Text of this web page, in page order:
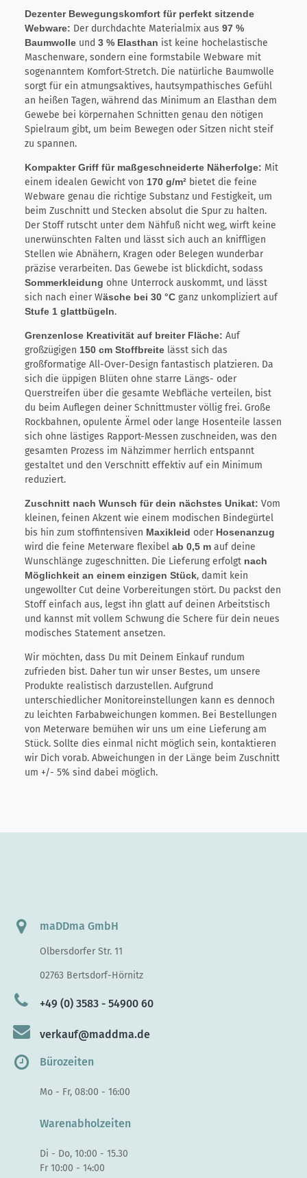
Dezenter Bewegungskomfort für perfekt sitzende
Webware: Der durchdachte Materialmix aus 97 %
Baumwolle und 3 % Elasthan ist keine hochelastische
Maschenware, sondern eine formstabile Webware mit
sogenanntem Komfort-Stretch. Die natürliche Baumwolle
sorgt für ein atmungsaktives, hautsympathisches Gefühl
an heißen Tagen, während das Minimum an Elasthan dem
Gewebe bei körpernahen Schnitten genau den nötigen
Spielraum gibt, um beim Bewegen oder Sitzen nicht steif
zu spannen.
Kompakter Griff für maßgeschneiderte Näherfolge: Mit
einem idealen Gewicht von 170 g/m² bietet die feine
Webware genau die richtige Substanz und Festigkeit, um
beim Zuschnitt und Stecken absolut die Spur zu halten.
Der Stoff rutscht unter dem Nähfuß nicht weg, wirft keine
unerwünschten Falten und lässt sich auch an kniffligen
Stellen wie Abnähern, Kragen oder Belegen wunderbar
präzise verarbeiten. Das Gewebe ist blickdicht, sodass
Sommerkleidung ohne Unterrock auskommt, und lässt
sich nach einer Wäsche bei 30 °C ganz unkompliziert auf
Stufe 1 glattbügeln.
Grenzenlose Kreativität auf breiter Fläche: Auf
großzügigen 150 cm Stoffbreite lässt sich das
großformatige All-Over-Design fantastisch platzieren. Da
sich die üppigen Blüten ohne starre Längs- oder
Querstreifen über die gesamte Webfläche verteilen, bist
du beim Auflegen deiner Schnittmuster völlig frei. Große
Rockbahnen, opulente Ärmel oder lange Hosenteile lassen
sich ohne lästiges Rapport-Messen zuschneiden, was den
gesamten Prozess im Nähzimmer herrlich entspannt
gestaltet und den Verschnitt effektiv auf ein Minimum
reduziert.
Zuschnitt nach Wunsch für dein nächstes Unikat: Vom
kleinen, feinen Akzent wie einem modischen Bindegürtel
bis hin zum stoffintensiven Maxikleid oder Hosenanzug
wird die feine Meterware flexibel ab 0,5 m auf deine
Wunschlänge zugeschnitten. Die Lieferung erfolgt nach
Möglichkeit an einem einzigen Stück, damit kein
ungewollter Cut deine Vorbereitungen stört. Du packst den
Stoff einfach aus, legst ihn glatt auf deinen Arbeitstisch
und kannst mit vollem Schwung die Schere für dein neues
modisches Statement ansetzen.
Wir möchten, dass Du mit Deinem Einkauf rundum
zufrieden bist. Daher tun wir unser Bestes, um unsere
Produkte realistisch darzustellen. Aufgrund
unterschiedlicher Monitoreinstellungen kann es dennoch
zu leichten Farbabweichungen kommen. Bei Bestellungen
von Meterware bemühen wir uns um eine Lieferung am
Stück. Sollte dies einmal nicht möglich sein, kontaktieren
wir Dich vorab. Abweichungen in der Länge beim Zuschnitt
um +/- 5% sind dabei möglich.
maDDma GmbH
Olbersdorfer Str. 11
02763 Bertsdorf-Hörnitz
+49 (0) 3583 - 54900 60
verkauf@maddma.de
Bürozeiten
Mo - Fr, 08:00 - 16:00
Warenabholzeiten
Di - Do, 10:00 - 15.30
Fr 10:00 - 14:00